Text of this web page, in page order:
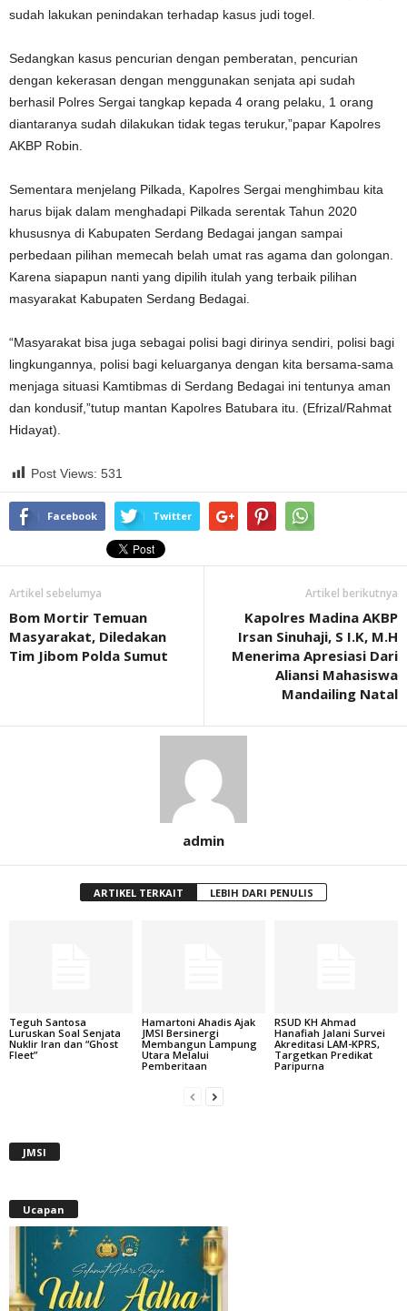
sudah lakukan penindakan terhadap kasus judi togel.
Sedangkan kasus pencurian dengan pemberatan, pencurian
dengan kekerasan dengan menggunakan senjata api sudah
berhasil Polres Sergai tangkap kepada 4 orang pelaku, 1 orang
diantaranya sudah dilakukan tidak tegas terukur,”papar Kapolres
AKBP Robin.
Sementara menjelang Pilkada, Kapolres Sergai menghimbau kita
harus bijak dalam menghadapi Pilkada serentak Tahun 2020
khususnya di Kabupaten Serdang Bedagai jangan sampai
perbedaan pilihan memecah belah umat ras agama dan golongan.
Karena siapapun nanti yang dipilih itulah yang terbaik pilihan
masyarakat Kabupaten Serdang Bedagai.
“Masyarakat bisa juga sebagai polisi bagi dirinya sendiri, polisi bagi
lingkungannya, polisi bagi keluarganya dengan kita bersama-sama
menjaga situasi Kamtibmas di Serdang Bedagai ini tentunya aman
dan kondusif,”tutup mantan Kapolres Batubara itu. (Efrizal/Rahmat
Hidayat).
Post Views: 531
Facebook Twitter
Artikel sebelumya
Bom Mortir Temuan
Masyarakat, Diledakan
Tim Jibom Polda Sumut
Artikel berikutnya
Kapolres Madina AKBP
Irsan Sinuhaji, S I.K, M.H
Menerima Apresiasi Dari
Aliansi Mahasiswa
Mandailing Natal
admin
ARTIKEL TERKAIT LEBIH DARI PENULIS
Teguh Santosa
Luruskan Soal Senjata
Nuklir Iran dan “Ghost
Fleet”
Hamartoni Ahadis Ajak
JMSI Bersinergi
Membangun Lampung
Utara Melalui
Pemberitaan
RSUD KH Ahmad
Hanafiah Jalani Survei
Akreditasi LAM-KPRS,
Targetkan Predikat
Paripurna
JMSI
Ucapan